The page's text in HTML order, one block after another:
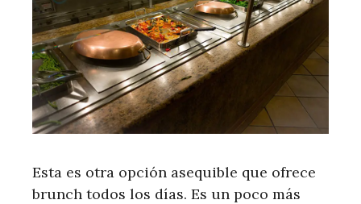
Esta es otra opción asequible que ofrece
brunch todos los días. Es un poco más